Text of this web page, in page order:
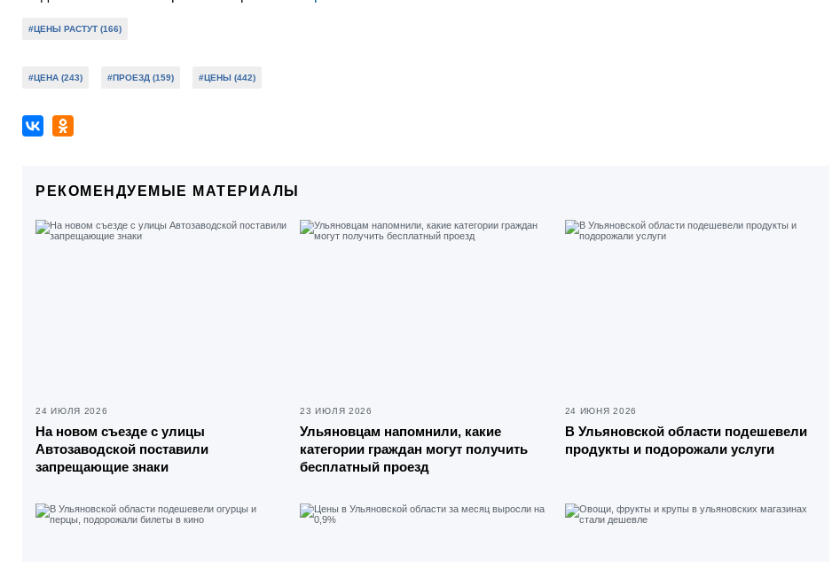
#ЦЕНЫ РАСТУТ (166)
#ЦЕНА (243) #ПРОЕЗД (159) #ЦЕНЫ (442)
РЕКОМЕНДУЕМЫЕ МАТЕРИАЛЫ
24 ИЮЛЯ 2026
На новом съезде с улицы
Автозаводской поставили
запрещающие знаки
23 ИЮЛЯ 2026
Ульяновцам напомнили, какие
категории граждан могут получить
бесплатный проезд
24 ИЮНЯ 2026
В Ульяновской области подешевели
продукты и подорожали услуги